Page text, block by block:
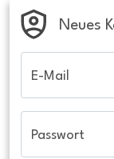
Neues
E-Mail
Passwort